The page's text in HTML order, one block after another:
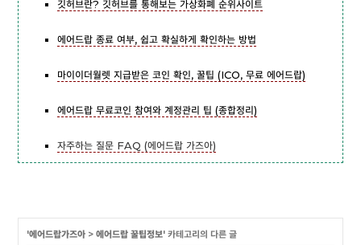
깃허브란? 깃허브를 통해보는 가상화폐 순위사이트
에어드랍 종료 여부, 쉽고 확실하게 확인하는 방법
마이이더월렛 지급받은 코인 확인, 꿀팁 (ICO, 무료 에어드랍)
에어드랍 무료코인 참여와 계정관리 팁 (종합정리)
자주하는 질문 FAQ (에어드랍 가즈아)
'에어드랍가즈아 > 에어드랍 꿀팁정보' 카테고리의 다른 글